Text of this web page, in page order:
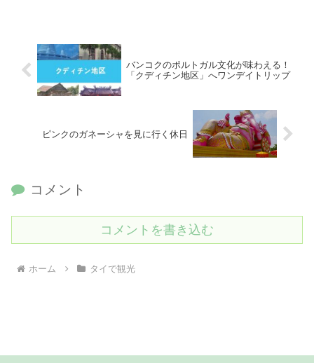
バンコクのポルトガル文化が味わえる！
「クディチン地区」へワンデイトリップ
ピンクのガネーシャを見に行く休日
コメント
コメントを書き込む
ホーム タイで観光